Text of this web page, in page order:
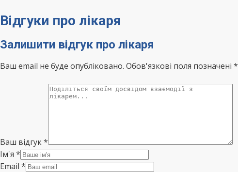
Відгуки про лікаря
Залишити відгук про лікаря
Ваш email не буде опубліковано. Обов'язкові поля позначені *
Ваш відгук*
Ім'я *
Email *